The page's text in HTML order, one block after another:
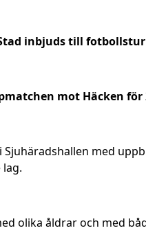
inbjuds till
mot Häcken för
med
olika åldrar och med